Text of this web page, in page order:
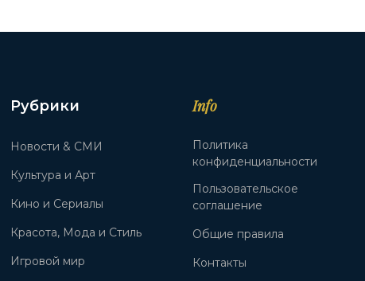
Рубрики
Новости & СМИ
Культура и Арт
Кино и Сериалы
Красота, Мода и Стиль
Игровой мир
Info
Политика
конфиденциальности
Пользовательское
соглашение
Общие правила
Контакты